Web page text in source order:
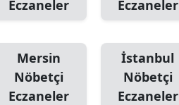
Eczaneler
Eczaneler
Mersin
Nöbetçi
Eczaneler
İstanbul
Nöbetçi
Eczaneler